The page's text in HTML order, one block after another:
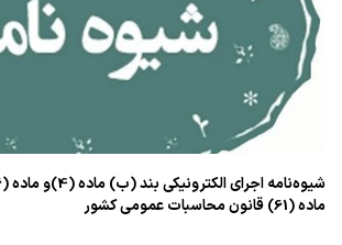
ماده (61) قانون محاسبات عمومی کشور